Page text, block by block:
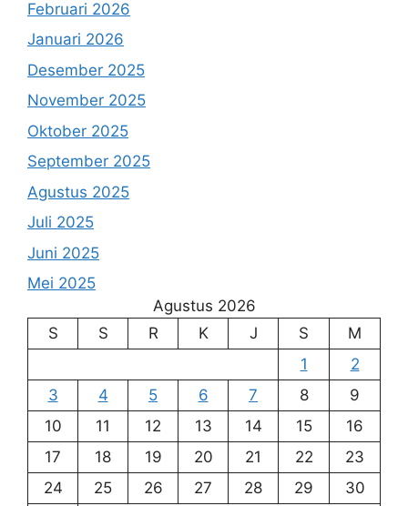
Februari 2026
Januari 2026
Desember 2025
November 2025
Oktober 2025
September 2025
Agustus 2025
Juli 2025
Juni 2025
Mei 2025
Agustus 2026
S
S R K J S
M
1
2
3
4 5 6 7 8
9
10
11 12 13 14 15
16
17
18 19 20 21 22
23
24
25 26 27 28 29
30